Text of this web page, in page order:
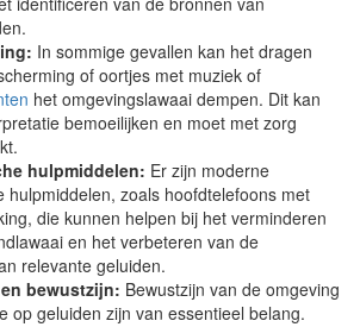
In sommige gevallen kan het dragen
of oortjes met muziek of
het omgevingslawaai dempen. Dit kan
bemoeilijken en moet met zorg
hulpmiddelen: Er zijn moderne
hulpmiddelen, zoals hoofdtelefoons met
die kunnen helpen bij het verminderen
en het verbeteren van de
relevante geluiden.
en bewustzijn: Bewustzijn van de omgeving
op geluiden zijn van essentieel belang.